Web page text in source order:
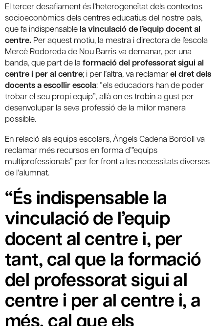
El tercer desafiament és l’heterogeneïtat dels contextos
socioeconòmics dels centres educatius del nostre país,
que fa indispensable la vinculació de l’equip docent al
centre. Per aquest motiu, la mestra i directora de l’escola
Mercè Rodoreda de Nou Barris va demanar, per una
banda, que part de la formació del professorat sigui al
centre i per al centre; i per l’altra, va reclamarel dret dels
docents a escollir escola: “els educadors han de poder
trobar el seu propi equip”, allà on es trobin a gust per
desenvolupar la seva professió de la millor manera
possible.
En relació als equips escolars, Àngels Cadena Bordoll va
reclamar més recursos en forma d’”equips
multiprofessionals” per fer front a les necessitats diverses
de l’alumnat.
“És indispensable la
vinculació de l’equip
docent al centre i, per
tant, cal que la formació
del professorat sigui al
centre i per al centre i, a
més, cal que els